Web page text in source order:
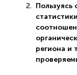
региона и